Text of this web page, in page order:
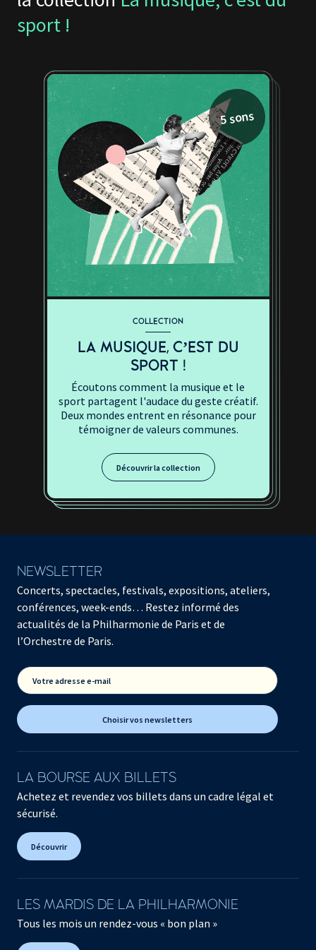
sport !
5 sons
COLLECTION
LA MUSIQUE, C’EST DU
SPORT !
Écoutons comment la musique et le
sport partagent l'audace du geste créatif.
Deux mondes entrent en résonance pour
témoigner de valeurs communes.
Découvrir la collection
NEWSLETTER
Concerts, spectacles, festivals, expositions, ateliers,
conférences, week-ends… Restez informé des
actualités de la Philharmonie de Paris et de
l’Orchestre de Paris.
Votre adresse e-mail
Choisir vos newsletters
LA BOURSE AUX BILLETS
Achetez et revendez vos billets dans un cadre légal et
sécurisé.
Découvrir
LES MARDIS DE LA PHILHARMONIE
Tous les mois un rendez-vous « bon plan »